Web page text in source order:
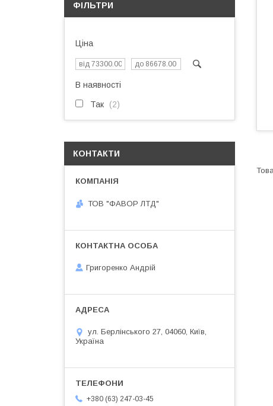
ФІЛЬТРИ
Ціна
В наявності
Так 2
КОНТАКТИ
ТОВ "ФАВОР ЛТД"
Григоренко Андрій
ул. Берлінського 27, 04060, Київ,
Україна
+380 (63) 247-03-45